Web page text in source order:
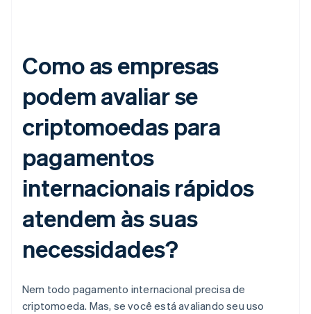
Como as empresas
podem avaliar se
criptomoedas para
pagamentos
internacionais rápidos
atendem às suas
necessidades?
Nem todo pagamento internacional precisa de
criptomoeda. Mas, se você está avaliando seu uso